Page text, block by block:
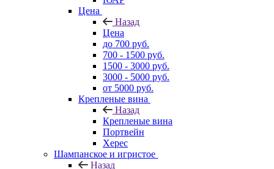
Цена
Назад
Цена
до 700 руб.
700 - 1500 руб.
1500 - 3000 руб.
3000 - 5000 руб.
от 5000 руб.
Крепленые вина
Назад
Крепленые вина
Портвейн
Херес
Шампанское и игристое
Назад